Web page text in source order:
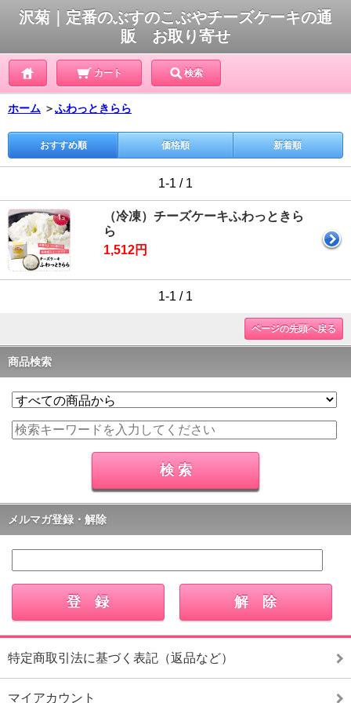
沢菊｜定番のぶすのこぶやチーズケーキの通
販 お取り寄せ
カート 検索
ホーム ＞ふわっときらら
おすすめ順 価格順 新着順
1-1 / 1
（冷凍）チーズケーキふわっときら
ら
1,512円
1-1 / 1
ページの先頭へ戻る
商品検索
メルマガ登録・解除
特定商取引法に基づく表記（返品など）
マイアカウント